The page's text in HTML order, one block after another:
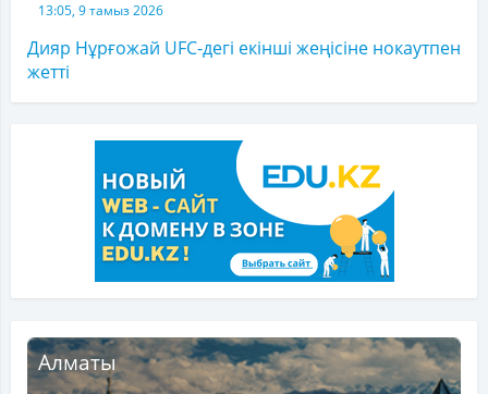
13:05, 9 тамыз 2026
Дияр Нұрғожай UFC-дегі екінші жеңісіне нокаутпен
жетті
Алматы